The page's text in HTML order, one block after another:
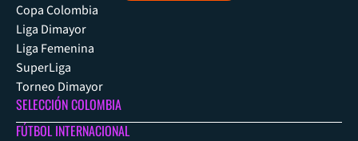
Copa Colombia
Liga Dimayor
Liga Femenina
SuperLiga
Torneo Dimayor
SELECCIÓN COLOMBIA
FÚTBOL INTERNACIONAL